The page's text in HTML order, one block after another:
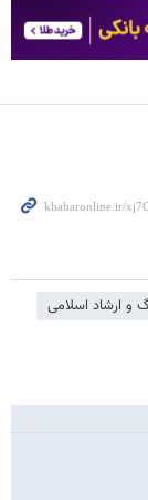
و ارشاد اسلامی